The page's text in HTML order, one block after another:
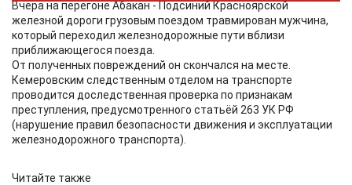
Вчера на перегоне Абакан - Подсиний Красноярской
железной дороги грузовым поездом травмирован мужчина,
который переходил железнодорожные пути вблизи
приближающегося поезда.
От полученных повреждений он скончался на месте.
Кемеровским следственным отделом на транспорте
проводится доследственная проверка по признакам
преступления, предусмотренного статьёй 263 УК РФ
(нарушение правил безопасности движения и эксплуатации
железнодорожного транспорта).
Читайте также